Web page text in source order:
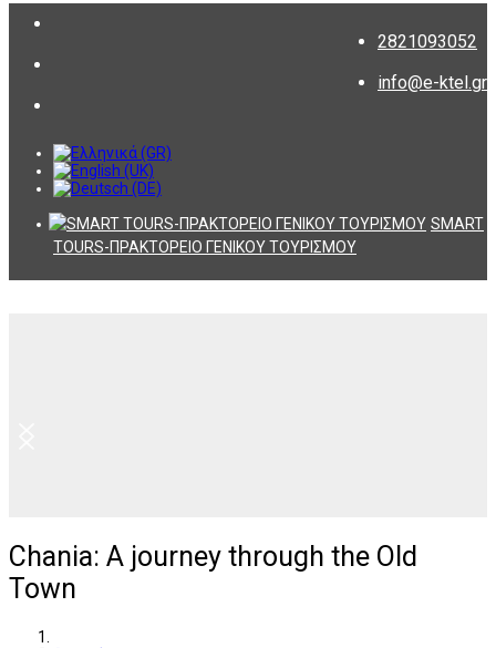
2821093052
info@e-ktel.gr
SMART
TOURS-ΠΡΑΚΤΟΡΕΙΟ ΓΕΝΙΚΟΥ ΤΟΥΡΙΣΜΟΥ
Chania: A journey through the Old
Town